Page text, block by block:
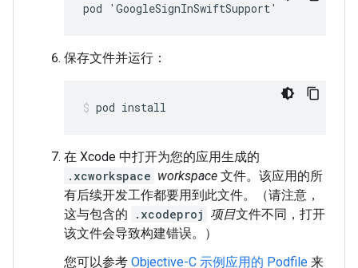
pod 'GoogleSignInSwiftSupport'
保存文件并运行：
pod install
在 Xcode 中打开为您的应用生成的
.xcworkspace workspace 文件。该应用的所
有后续开发工作都要用到此文件。（请注意，
这与包含的
.xcodeproj 项目文件不同，打开
该文件会导致构建错误。）
您可以参考 Objective-C 示例应用的 Podfile 来